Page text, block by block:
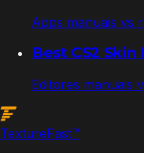
Apps manuais vs
Best CS2
Editores manuais
TextureFast™